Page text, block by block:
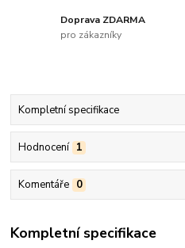
Doprava ZDARMA
pro zákazníky
Kompletní specifikace
Hodnocení 1
Komentáře 0
Kompletní specifikace